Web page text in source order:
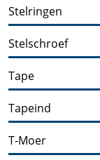
Stelringen
Stelschroef
Tape
Tapeind
T-Moer